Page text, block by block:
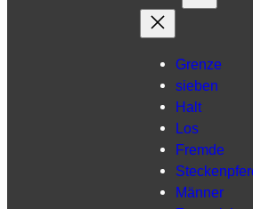
Grenze
sieben
Halt
Los
Fremde
Männer